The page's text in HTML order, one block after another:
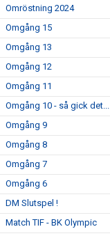
Omröstning 2024
Omgång 15
Omgång 13
Omgång 12
Omgång 11
Omgång 10 - så gick det...
Omgång 9
Omgång 8
Omgång 7
Omgång 6
DM Slutspel !
Match TIF - BK Olympic